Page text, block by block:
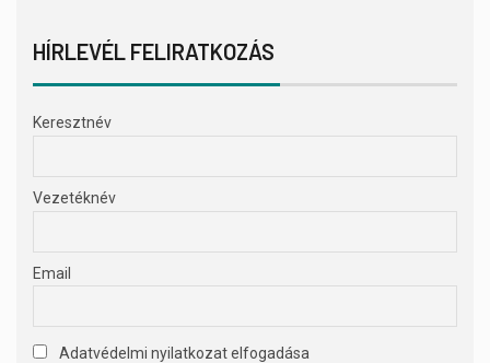
HÍRLEVÉL FELIRATKOZÁS
Keresztnév
Vezetéknév
Email
Adatvédelmi nyilatkozat elfogadása